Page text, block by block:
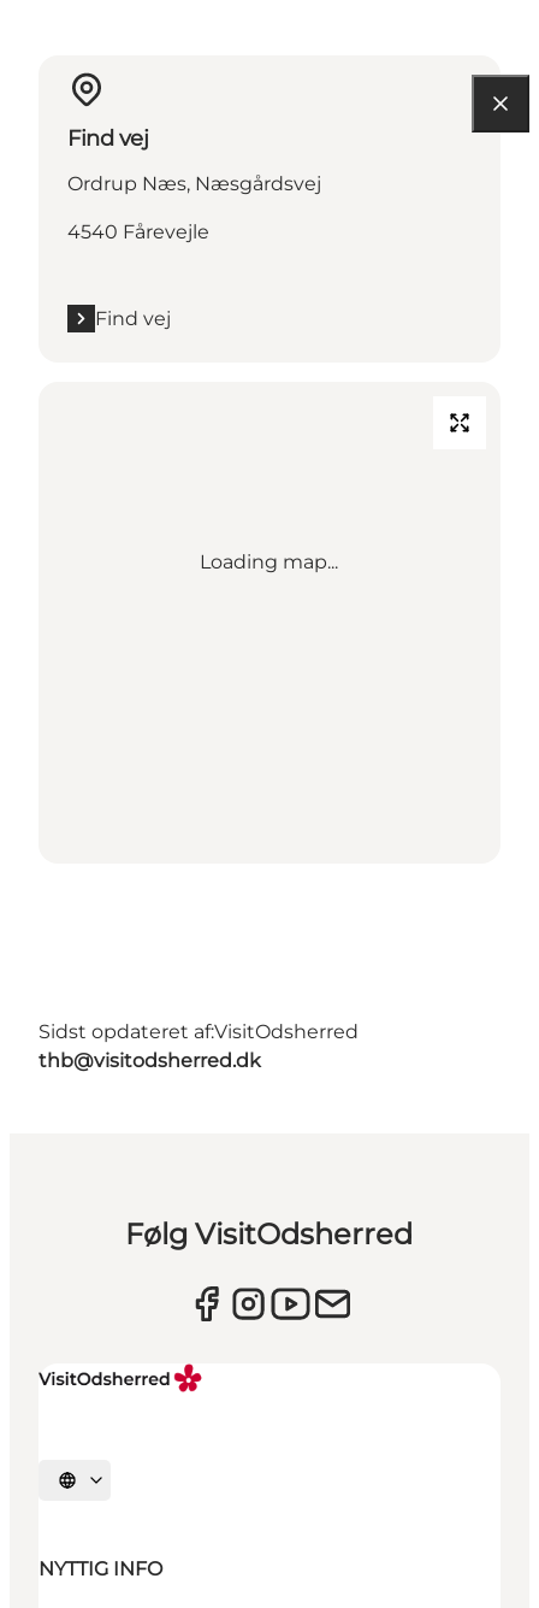
Find vej
Ordrup Næs, Næsgårdsvej
4540 Fårevejle
Find vej
Loading map...
Sidst opdateret af:VisitOdsherred
thb@visitodsherred.dk
Følg VisitOdsherred
Vælg sprog
NYTTIG INFO